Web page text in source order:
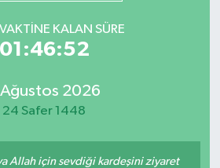
KALAN SÜRE
01:46:52
2026
24 Safer 1448
Allah için sevdiği kardeşini ziyaret
Durumu ve Fikstür